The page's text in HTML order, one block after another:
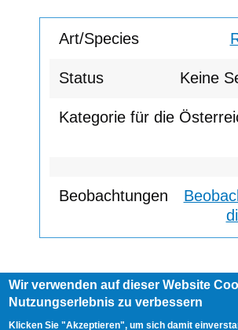
Keine
Footer
menu
AGB Impressum Links
User
Wir verwenden auf dieser Website
Nutzungserlebnis zu verbessern
Klicken Sie "Akzeptieren", um sich damit